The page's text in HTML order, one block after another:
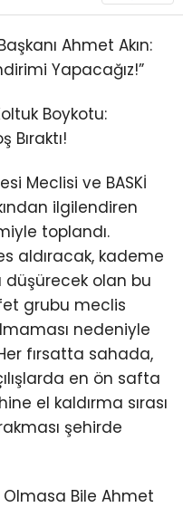
Ahmet Akın:
Yapacağız!”
Boykotu:
Bıraktı!
Meclisi ve BASKİ
ilgilendiren
toplandı.
aldıracak, kademe
düşürecek olan bu
grubu meclis
nedeniyle
fırsatta sahada,
en ön safta
el kaldırma sırası
şehirde
Bile Ahmet